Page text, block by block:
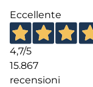
Eccellente
4,7/5
15.867
recensioni